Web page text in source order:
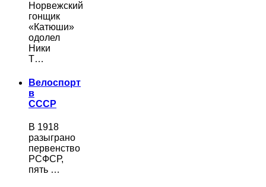
Норвежский
гонщик
«Катюши»
одолел
Ники
Т…
Велоспорт
в
СССР
В 1918
разыграно
первенство
РСФСР,
пять …